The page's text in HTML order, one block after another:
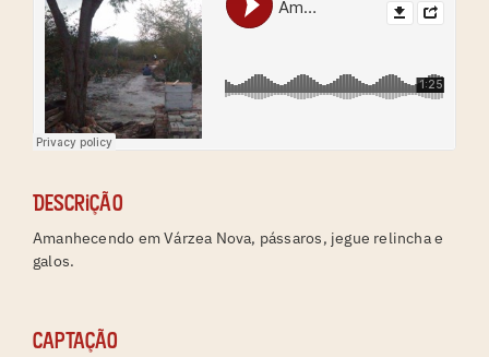
Descrição
Amanhecendo em Várzea Nova, pássaros, jegue relincha e
galos.
Captação